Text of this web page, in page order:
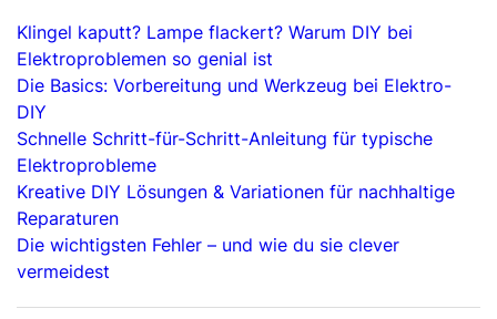
Klingel kaputt? Lampe flackert? Warum DIY bei
Elektroproblemen so genial ist
Die Basics: Vorbereitung und Werkzeug bei Elektro-
DIY
Schnelle Schritt-für-Schritt-Anleitung für typische
Elektroprobleme
Kreative DIY Lösungen & Variationen für nachhaltige
Reparaturen
Die wichtigsten Fehler – und wie du sie clever
vermeidest